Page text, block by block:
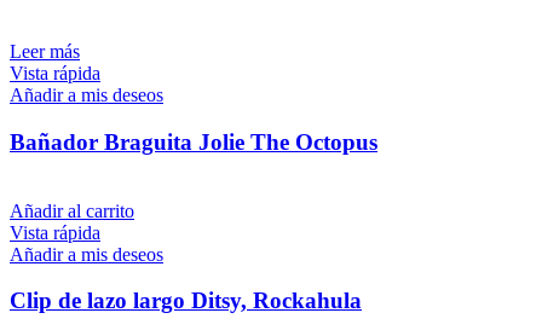
Leer más
Vista rápida
Añadir a mis deseos
Bañador Braguita Jolie The Octopus
Añadir al carrito
Vista rápida
Añadir a mis deseos
Clip de lazo largo Ditsy, Rockahula